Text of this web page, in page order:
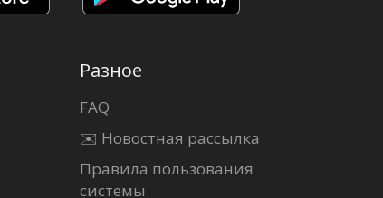
Разное
FAQ
✉️ Новостная рассылка
Правила пользования
системы